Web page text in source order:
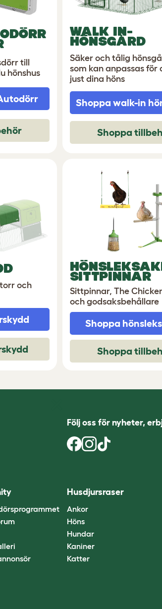
till
hönshus
WALK IN-
HÖNSGÅRD
Säker och tålig
som kan anpassas för
just dina höns
Shoppa walk-in
Shoppa
och
SITTPINNAR
Sittpinnar, The
och godsaksbehållare
Shoppa
Shoppa
Följ oss för nyheter,
Husdjursraser
Ankor
Höns
Hundar
Kaniner
Katter